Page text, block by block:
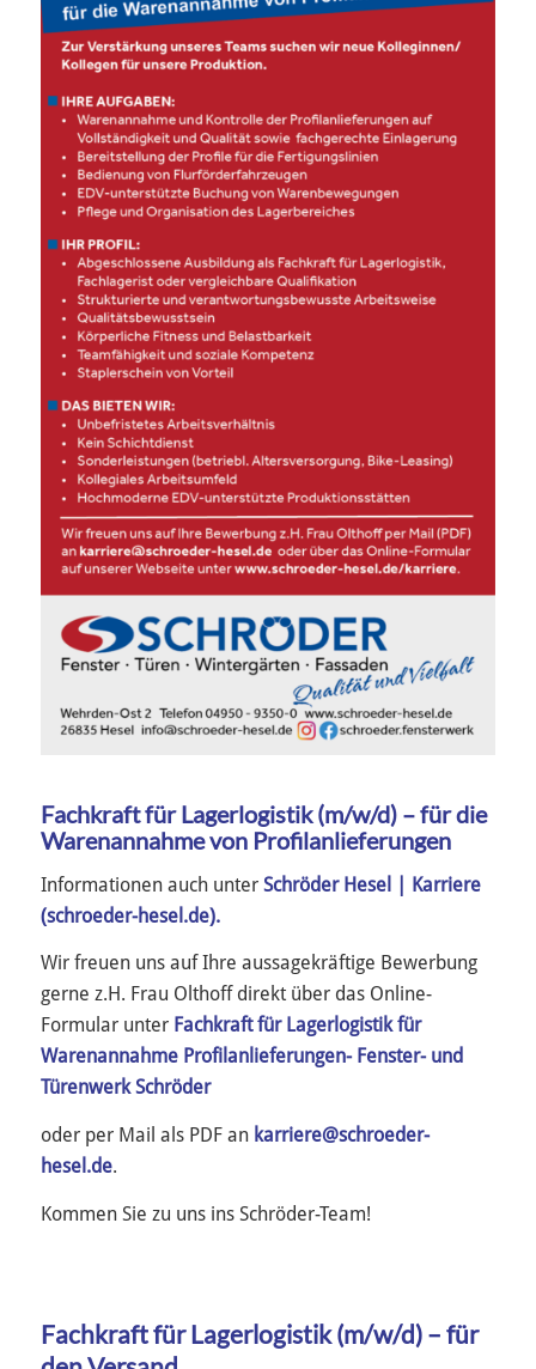
Fachkraft für Lagerlogistik (m/w/d) – für die
Warenannahme von Profilanlieferungen
Informationen auch unter Schröder Hesel | Karriere
(schroeder-hesel.de).
Wir freuen uns auf Ihre aussagekräftige Bewerbung
gerne z.H. Frau Olthoff direkt über das Online-
Formular unter Fachkraft für Lagerlogistik für
Warenannahme Profilanlieferungen- Fenster- und
Türenwerk Schröder
oder per Mail als PDF an karriere@schroeder-
hesel.de.
Kommen Sie zu uns ins Schröder-Team!
Fachkraft für Lagerlogistik (m/w/d) – für